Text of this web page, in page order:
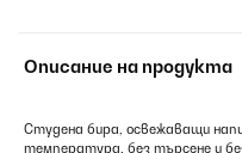
Описание на продукта
Студена бира, освежаващи
температура, без търсене и